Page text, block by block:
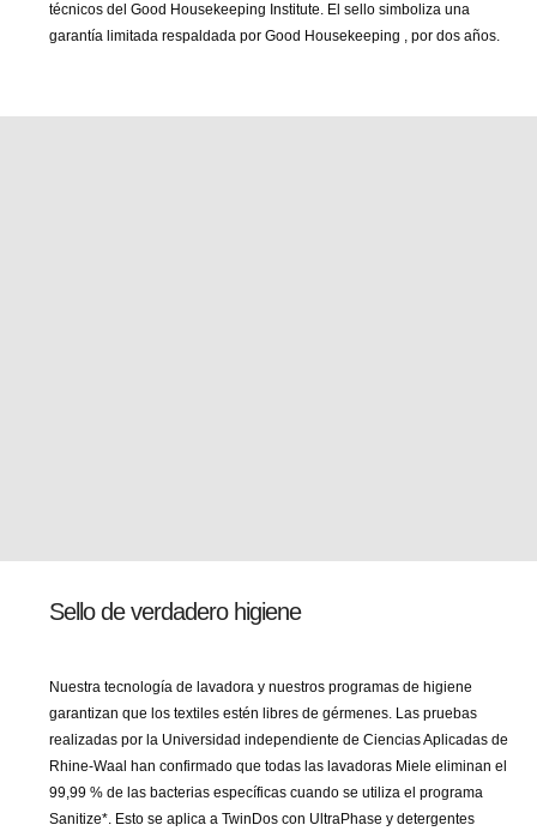
técnicos del Good Housekeeping Institute. El sello simboliza una
garantía limitada respaldada por Good Housekeeping , por dos años.
Sello de verdadero higiene
Nuestra tecnología de lavadora y nuestros programas de higiene
garantizan que los textiles estén libres de gérmenes. Las pruebas
realizadas por la Universidad independiente de Ciencias Aplicadas de
Rhine-Waal han confirmado que todas las lavadoras Miele eliminan el
99,99 % de las bacterias específicas cuando se utiliza el programa
Sanitize*. Esto se aplica a TwinDos con UltraPhase y detergentes